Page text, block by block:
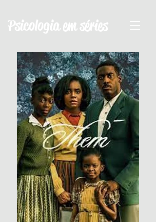
Psicologia em séries